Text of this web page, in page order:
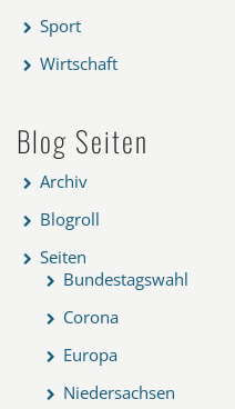
Sport
Wirtschaft
Blog Seiten
Archiv
Blogroll
Seiten
Bundestagswahl
Corona
Europa
Niedersachsen